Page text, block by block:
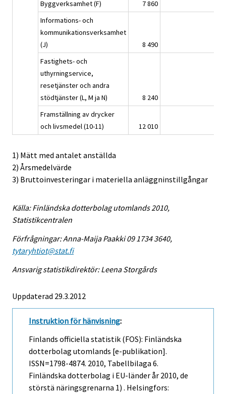
Byggverksamhet (F) 7 860
Informations- och
kommunikationsverksamhet
(J)
8 490
Fastighets- och
uthyrningservice,
resetjänster och andra
stödtjänster (L, M ja N)
8 240
Framställning av drycker
och livsmedel (10-11)
12 010
1) Mätt med antalet anställda
2) Årsmedelvärde
3) Bruttoinvesteringar i materiella anläggninstillgångar
Källa: Finländska dotterbolag utomlands 2010,
Statistikcentralen
Förfrågningar: Anna-Maija Paakki 09 1734 3640,
tytaryhtiot@stat.fi
Ansvarig statistikdirektör: Leena Storgårds
Uppdaterad 29.3.2012
Instruktion för hänvisning:
Finlands officiella statistik (FOS): Finländska
dotterbolag utomlands [e-publikation].
ISSN=1798-4874. 2010, Tabellbilaga 6.
Finländska dotterbolag i EU-länder år 2010, de
störstä näringsgrenarna 1) . Helsingfors: